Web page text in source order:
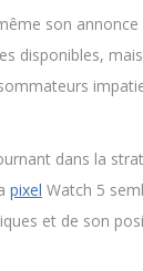
son annonce
disponibles,
dans la
pixel Watch 5
et de son